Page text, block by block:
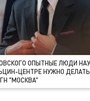
ОПЫТНЫЕ ЛЮДИ
ЦЕНТРЕ НУЖНО
"МОСКВА"